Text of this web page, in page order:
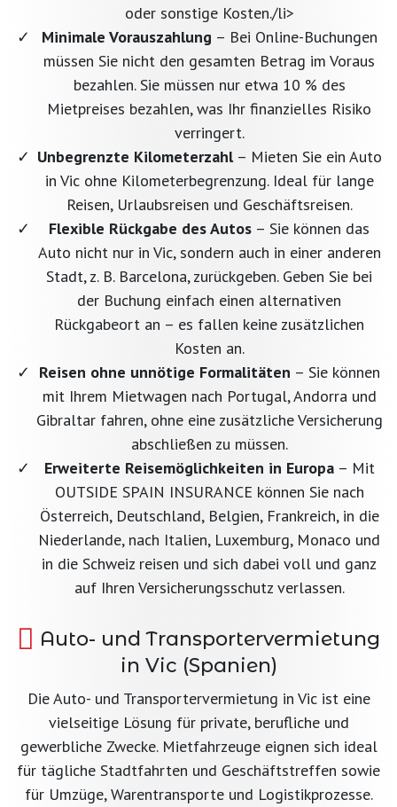
oder sonstige Kosten./li>
Minimale Vorauszahlung – Bei Online-Buchungen
müssen Sie nicht den gesamten Betrag im Voraus
bezahlen. Sie müssen nur etwa 10 % des
Mietpreises bezahlen, was Ihr finanzielles Risiko
verringert.
Unbegrenzte Kilometerzahl– Mieten Sie ein Auto
in Vic ohne Kilometerbegrenzung. Ideal für lange
Reisen, Urlaubsreisen und Geschäftsreisen.
Flexible Rückgabe des Autos – Sie können das
Auto nicht nur in Vic, sondern auch in einer anderen
Stadt, z. B. Barcelona, zurückgeben. Geben Sie bei
der Buchung einfach einen alternativen
Rückgabeort an – es fallen keine zusätzlichen
Kosten an.
Reisen ohne unnötige Formalitäten – Sie können
mit Ihrem Mietwagen nach Portugal, Andorra und
Gibraltar fahren, ohne eine zusätzliche Versicherung
abschließen zu müssen.
Erweiterte Reisemöglichkeiten in Europa– Mit
OUTSIDE SPAIN INSURANCE können Sie nach
Österreich, Deutschland, Belgien, Frankreich, in die
Niederlande, nach Italien, Luxemburg, Monaco und
in die Schweiz reisen und sich dabei voll und ganz
auf Ihren Versicherungsschutz verlassen.
Auto- und Transportervermietung
in Vic (Spanien)
Die Auto- und Transportervermietung in Vic ist eine
vielseitige Lösung für private, berufliche und
gewerbliche Zwecke. Mietfahrzeuge eignen sich ideal
für tägliche Stadtfahrten und Geschäftstreffen sowie
für Umzüge, Warentransporte und Logistikprozesse.